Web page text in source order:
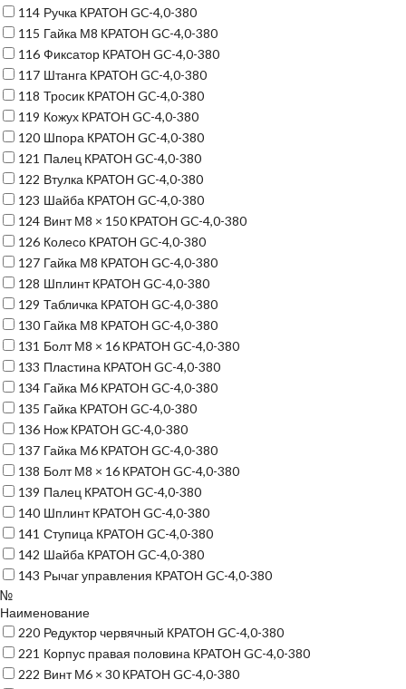
114 Ручка КРАТОН GC-4,0-380
115 Гайка М8 КРАТОН GC-4,0-380
116 Фиксатор КРАТОН GC-4,0-380
117 Штанга КРАТОН GC-4,0-380
118 Тросик КРАТОН GC-4,0-380
119 Кожух КРАТОН GC-4,0-380
120 Шпора КРАТОН GC-4,0-380
121 Палец КРАТОН GC-4,0-380
122 Втулка КРАТОН GC-4,0-380
123 Шайба КРАТОН GC-4,0-380
124 Винт М8 × 150 КРАТОН GC-4,0-380
126 Колесо КРАТОН GC-4,0-380
127 Гайка М8 КРАТОН GC-4,0-380
128 Шплинт КРАТОН GC-4,0-380
129 Табличка КРАТОН GC-4,0-380
130 Гайка М8 КРАТОН GC-4,0-380
131 Болт М8 × 16 КРАТОН GC-4,0-380
133 Пластина КРАТОН GC-4,0-380
134 Гайка М6 КРАТОН GC-4,0-380
135 Гайка КРАТОН GC-4,0-380
136 Нож КРАТОН GC-4,0-380
137 Гайка М6 КРАТОН GC-4,0-380
138 Болт М8 × 16 КРАТОН GC-4,0-380
139 Палец КРАТОН GC-4,0-380
140 Шплинт КРАТОН GC-4,0-380
141 Ступица КРАТОН GC-4,0-380
142 Шайба КРАТОН GC-4,0-380
143 Рычаг управления КРАТОН GC-4,0-380
№
Наименование
220 Редуктор червячный КРАТОН GC-4,0-380
221 Корпус правая половина КРАТОН GC-4,0-380
222 Винт М6 × 30 КРАТОН GC-4,0-380